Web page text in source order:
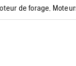
de forage,